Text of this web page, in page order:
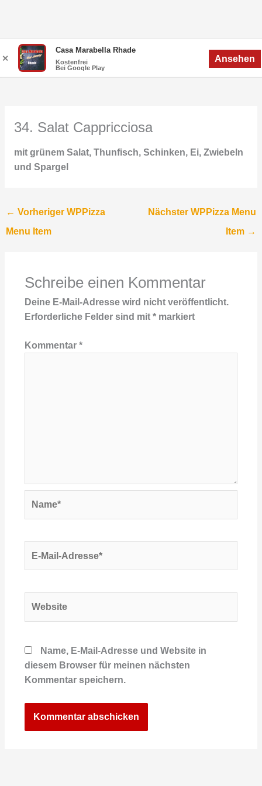
Zum
Inhalt
springen
Menü
Menü
34. Salat Cappricciosa
mit grünem Salat, Thunfisch, Schinken, Ei, Zwiebeln
und Spargel
← Vorheriger WPPizza
Menu Item
Nächster WPPizza Menu
Item →
Schreibe einen Kommentar
Deine E-Mail-Adresse wird nicht veröffentlicht.
Erforderliche Felder sind mit *markiert
Kommentar *
Mail-
Name, E-Mail-Adresse und Website in
diesem Browser für meinen nächsten
Kommentar speichern.
✕
Casa Marabella Rhade
Kostenfrei
Bei Google Play
Ansehen